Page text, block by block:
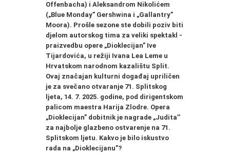
Offenbacha) i Aleksandrom Nikolićem
(„Blue Monday” Gershwina i „Gallantry”
Moora). Prošle sezone ste dobili poziv biti
djelom autorskog tima za veliki spektakl -
praizvedbu opere „Dioklecijan” Ive
Tijardovića, u režiji Ivana Lea Leme u
Hrvatskom narodnom kazalištu Split.
Ovaj značajan kulturni događaj upriličen
je za svečano otvaranje 71. Splitskog
ljeta, 14. 7. 2025. godine, pod dirigentskom
palicom maestra Harija Zlodre. Opera
„Dioklecijan” dobitnik je nagrade „Judita’’
za najbolje glazbeno ostvarenje na 71.
Splitskom ljetu. Kakvo je bilo iskustvo
rada na „Dioklecijanu”?